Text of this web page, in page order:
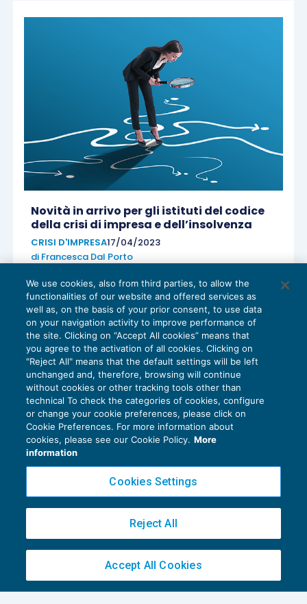
Novità in arrivo per gli istituti del codice
della crisi di impresa e dell’insolvenza
CRISI D'IMPRESA17/04/2023
di Francesca Dal Porto
Le aziende e la concorrenza fiscale in
FISCALITÀ INTERNAZIONALE12/11/2018
Samuele Vorpe
We use cookies, also from third parties, to allow the
functionalities of our website and offered services as
well as, on the basis of your prior consent, to use data
on your navigation activity to improve performance of
the site. Clicking on “Accept All cookies” means that
you agree to the activation of all cookies. Clicking on
"Reject All" means that the default settings will be left
unchanged and, therefore, browsing will continue
without cookies or other tracking tools other than
technical To check the categories of cookies, configure
or change your cookie preferences, please click on
Cookie Preferences. For more information about
cookies, please see our Cookie Policy. More
information
Cookies Settings
Reject All
Accept All Cookies